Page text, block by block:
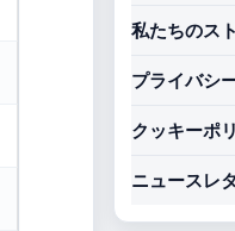
私たちのス
プライバシ
クッキーポ
ニュースレ